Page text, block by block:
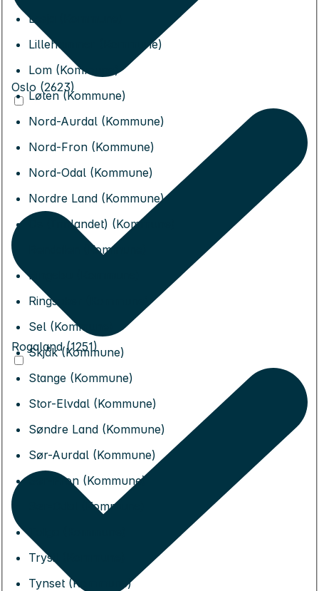
Lesja (Kommune)
Lillehammer (Kommune)
Lom (Kommune)
Løten (Kommune)
Nord-Aurdal (Kommune)
Nord-Fron (Kommune)
Nord-Odal (Kommune)
Nordre Land (Kommune)
Os (Innlandet) (Kommune)
Rendalen (Kommune)
Ringebu (Kommune)
Ringsaker (Kommune)
Sel (Kommune)
Skjåk (Kommune)
Stange (Kommune)
Stor-Elvdal (Kommune)
Søndre Land (Kommune)
Sør-Aurdal (Kommune)
Sør-Fron (Kommune)
Sør-Odal (Kommune)
Trysil (Kommune)
Tynset (Kommune)
Oslo (2623)
Rogaland (1251)